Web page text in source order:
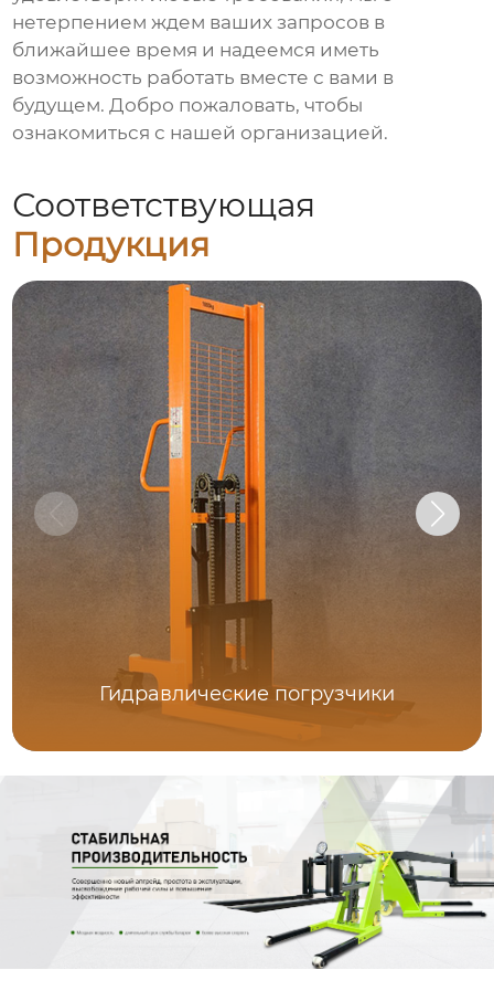
нетерпением ждем ваших запросов в
ближайшее время и надеемся иметь
возможность работать вместе с вами в
будущем. Добро пожаловать, чтобы
ознакомиться с нашей организацией.
Соответствующая
Продукция
Гидравлические погрузчики